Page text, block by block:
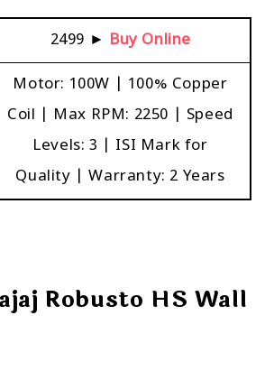
₹2499 ► Buy Online
Motor: 100W | 100% Copper
Coil | Max RPM: 2250 | Speed
Levels: 3 | ISI Mark for
Quality | Warranty: 2 Years
Robusto HS Wall